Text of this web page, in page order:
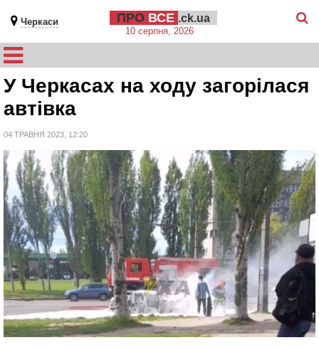
Черкаси ПРО ВСЕ .ck.ua
10 серпня, 2026
У Черкасах на ходу загорілася
автівка
04 ТРАВНЯ 2023, 12:20